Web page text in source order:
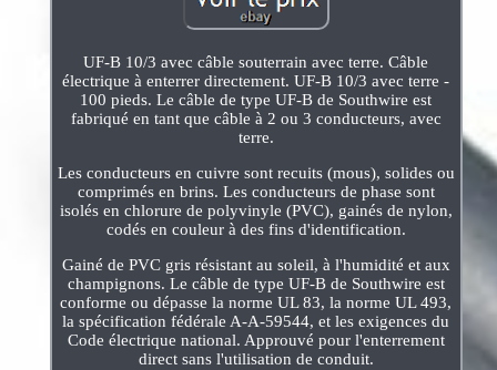
UF-B 10/3 avec câble souterrain avec terre. Câble
électrique à enterrer directement. UF-B 10/3 avec terre -
100 pieds. Le câble de type UF-B de Southwire est
fabriqué en tant que câble à 2 ou 3 conducteurs, avec
terre.
Les conducteurs en cuivre sont recuits (mous), solides ou
comprimés en brins. Les conducteurs de phase sont
isolés en chlorure de polyvinyle (PVC), gainés de nylon,
codés en couleur à des fins d'identification.
Gainé de PVC gris résistant au soleil, à l'humidité et aux
champignons. Le câble de type UF-B de Southwire est
conforme ou dépasse la norme UL 83, la norme UL 493,
la spécification fédérale A-A-59544, et les exigences du
Code électrique national. Approuvé pour l'enterrement
direct sans l'utilisation de conduit.